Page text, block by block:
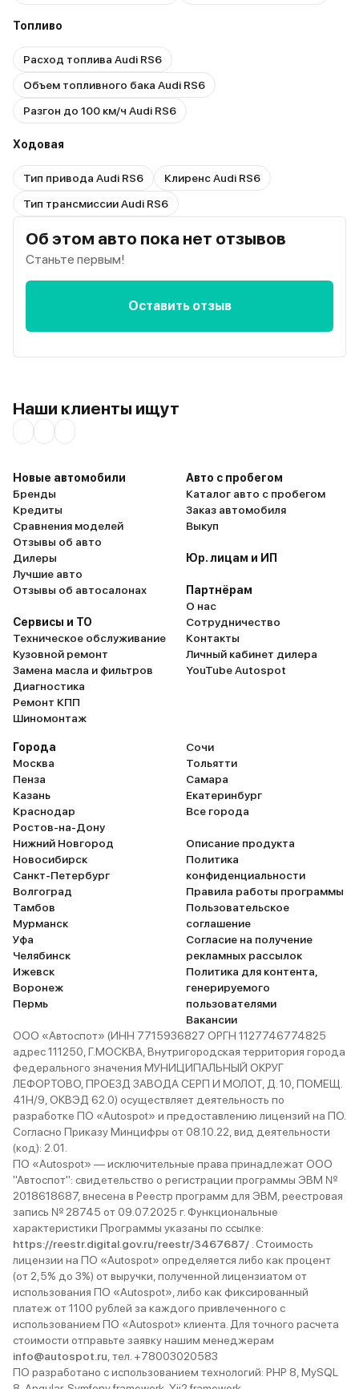
Топливо
Расход топлива Audi RS6
Объем топливного бака Audi RS6
Разгон до 100 км/ч Audi RS6
Ходовая
Тип привода Audi RS6
Клиренс Audi RS6
Тип трансмиссии Audi RS6
Об этом авто пока нет отзывов
Станьте первым!
Оставить отзыв
Наши клиенты ищут
Новые автомобили
Бренды
Кредиты
Сравнения моделей
Отзывы об авто
Дилеры
Лучшие авто
Отзывы об автосалонах
Сервисы и ТО
Техническое обслуживание
Кузовной ремонт
Замена масла и фильтров
Диагностика
Ремонт КПП
Шиномонтаж
Авто с пробегом
Каталог авто с пробегом
Заказ автомобиля
Выкуп
Юр. лицам и ИП
Партнёрам
О нас
Сотрудничество
Контакты
Личный кабинет дилера
YouTube Autospot
Города
Москва
Пенза
Казань
Краснодар
Ростов-на-Дону
Нижний Новгород
Новосибирск
Санкт-Петербург
Волгоград
Тамбов
Мурманск
Уфа
Челябинск
Ижевск
Воронеж
Пермь
Сочи
Тольятти
Самара
Екатеринбург
Все города
Описание продукта
Политика
конфиденциальности
Правила работы программы
Пользовательское
соглашение
Согласие на получение
рекламных рассылок
Политика для контента,
генерируемого
пользователями
Вакансии
ООО «Автоспот» (ИНН 7715936827 ОРГН 1127746774825
адрес 111250, Г.МОСКВА, Внутригородская территория города
федерального значения МУНИЦИПАЛЬНЫЙ ОКРУГ
ЛЕФОРТОВО, ПРОЕЗД ЗАВОДА СЕРП И МОЛОТ, Д. 10, ПОМЕЩ.
41Н/9, ОКВЭД 62.0) осуществляет деятельность по
разработке ПО «Autospot» и предоставлению лицензий на ПО.
Согласно Приказу Минцифры от 08.10.22, вид деятельности
(код): 2.01.
ПО «Autospot» — исключительные права принадлежат ООО
"Автоспот": свидетельство о регистрации программы ЭВМ №
2018618687, внесена в Реестр программ для ЭВМ, реестровая
запись № 28745 от 09.07.2025 г. Функциональные
характеристики Программы указаны по ссылке:
https://reestr.digital.gov.ru/reestr/3467687/ . Стоимость
лицензии на ПО «Autospot» определяется либо как процент
(от 2,5% до 3%) от выручки, полученной лицензиатом от
использования ПО «Autospot», либо как фиксированный
платеж от 1100 рублей за каждого привлеченного с
использованием ПО «Autospot» клиента. Для точного расчета
стоимости отправьте заявку нашим менеджерам
info@autospot.ru , тел. +78003020583
ПО разработано с использованием технологий: PHP 8, MySQL